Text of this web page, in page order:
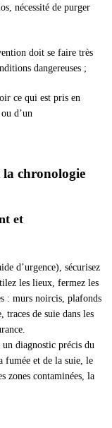
nécessité de purger
doit se faire très
dangereuses ;
ce qui est pris en
d’un
la chronologie
et
d’urgence), sécurisez
les lieux, fermez les
: murs noircis, plafonds
traces de suie dans les
un diagnostic précis du
fumée et de la suie, le
zones contaminées, la